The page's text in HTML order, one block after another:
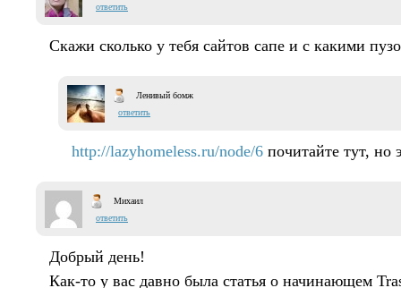
ответить
Скажи сколько у тебя сайтов сапе и с какими
Ленивый бомж
ответить
http://lazyhomeless.ru/node/6 почитайте тут, но
Михаил
ответить
Добрый день!
Как-то у вас давно была статья о начинающем